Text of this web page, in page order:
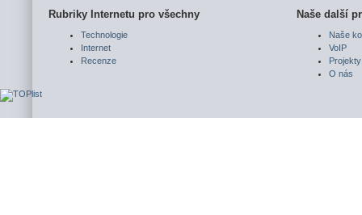
Rubriky Internetu pro všechny
Technologie
Internet
Recenze
Naše další
Naše
VoIP
Projekty
O nás